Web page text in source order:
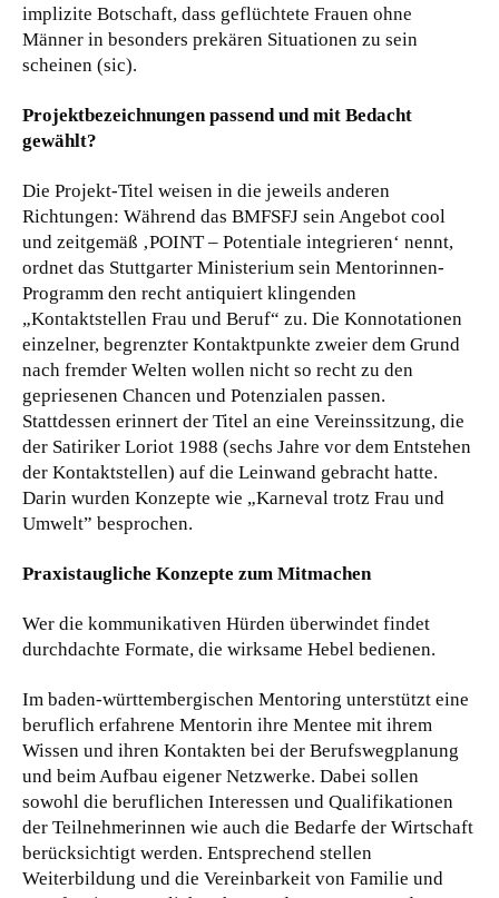
implizite Botschaft, dass geflüchtete Frauen ohne
Männer in besonders prekären Situationen zu sein
scheinen (sic).
Projektbezeichnungen passend und mit Bedacht
gewählt?
Die Projekt-Titel weisen in die jeweils anderen
Richtungen: Während das BMFSFJ sein Angebot cool
und zeitgemäß ‚POINT – Potentiale integrieren‘ nennt,
ordnet das Stuttgarter Ministerium sein Mentorinnen-
Programm den recht antiquiert klingenden
„Kontaktstellen Frau und Beruf“ zu. Die Konnotationen
einzelner, begrenzter Kontaktpunkte zweier dem Grund
nach fremder Welten wollen nicht so recht zu den
gepriesenen Chancen und Potenzialen passen.
Stattdessen erinnert der Titel an eine Vereinssitzung, die
der Satiriker Loriot 1988 (sechs Jahre vor dem Entstehen
der Kontaktstellen) auf die Leinwand gebracht hatte.
Darin wurden Konzepte wie „Karneval trotz Frau und
Umwelt” besprochen.
Praxistaugliche Konzepte zum Mitmachen
Wer die kommunikativen Hürden überwindet findet
durchdachte Formate, die wirksame Hebel bedienen.
Im baden-württembergischen Mentoring unterstützt eine
beruflich erfahrene Mentorin ihre Mentee mit ihrem
Wissen und ihren Kontakten bei der Berufswegplanung
und beim Aufbau eigener Netzwerke. Dabei sollen
sowohl die beruflichen Interessen und Qualifikationen
der Teilnehmerinnen wie auch die Bedarfe der Wirtschaft
berücksichtigt werden. Entsprechend stellen
Weiterbildung und die Vereinbarkeit von Familie und